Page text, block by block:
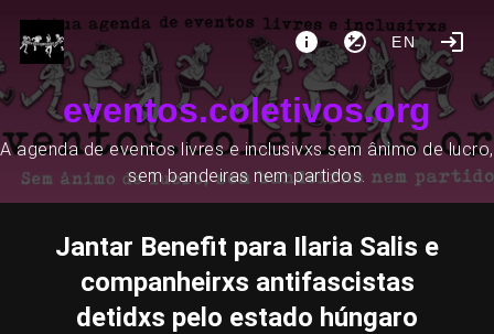
EN
eventos.coletivos.org
A agenda de eventos livres e inclusivxs sem ânimo de lucro,
sem bandeiras nem partidos.
Jantar Benefit para Ilaria Salis e
companheirxs antifascistas
detidxs pelo estado húngaro